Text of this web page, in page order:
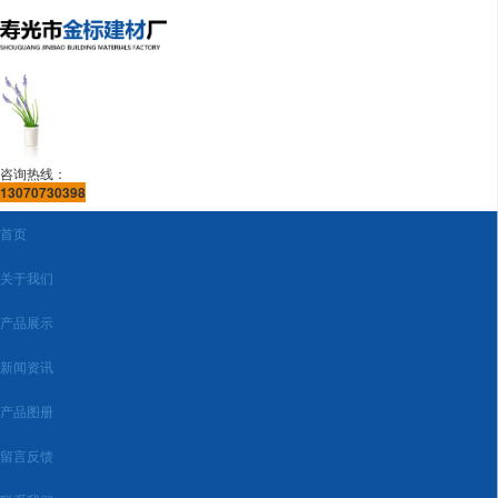
咨询热线：
13070730398
首页
关于我们
产品展示
新闻资讯
产品图册
留言反馈